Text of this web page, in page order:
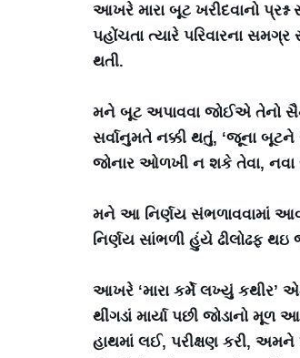
આખરે મારા બૂટ ખરીદવાનો
પહોંચતા ત્યારે પરિવારના
થતી.
મને બૂટ અપાવવા જોઈએ તેનો
સર્વાનુમતે નક્કી થતું, ‘જૂના બૂટને
જોનાર ઓળખી ન શકે તેવા, નવા
મને આ નિર્ણય સંભળાવવામાં
નિર્ણય સાંભળી હુંયે ઢીલોઢફ થઇ
આખરે ‘મારા કર્મે લખ્યું કથીર’
થીંગડાં માર્યા પછી જોડાનો
હાથમાં લઈ, પરીક્ષણ કરી, અમને